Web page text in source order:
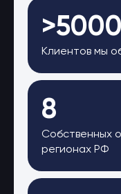
>5000
Клиентов мы
8
Собственных
регионах РФ